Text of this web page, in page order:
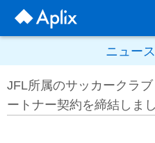
ニュー
JFL所属のサッカークラ
ートナー契約を締結しま